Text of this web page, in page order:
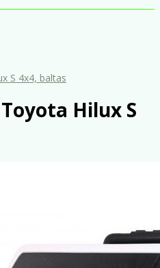
S 4x4, baltas
Hilux S